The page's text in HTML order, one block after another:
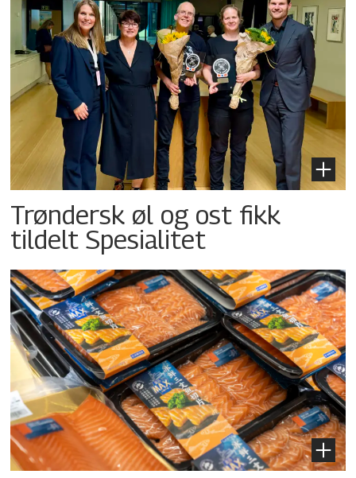
Trøndersk øl og ost fikk
tildelt Spesialitet